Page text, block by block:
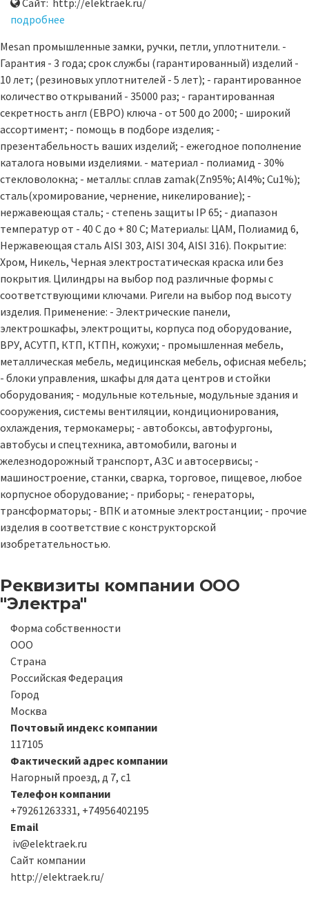
подробнее
Mesan промышленные замки, ручки, петли, уплотнители. -
Гарантия - 3 года; cрок службы (гарантированный) изделий -
10 лет; (резиновых уплотнителей - 5 лет); - гарантированное
количество открываний - 35000 раз; - гарантированная
секретность англ (ЕВРО) ключа - от 500 до 2000; - широкий
ассортимент; - помощь в подборе изделия; -
презентабельность ваших изделий; - ежегодное пополнение
каталога новыми изделиями. - материал - полиамид - 30%
стекловолокна; - металлы: сплав zamak(Zn95%; Al4%; Cu1%);
сталь(хромирование, чернение, никелирование); -
нержавеющая сталь; - степень защиты IP 65; - диапазон
температур от - 40 С до + 80 С; Материалы: ЦАМ, Полиамид 6,
Нержавеющая сталь AISI 303, AISI 304, AISI 316). Покрытие:
Хром, Никель, Черная электростатическая краска или без
покрытия. Цилиндры на выбор под различные формы с
соответствующими ключами. Ригели на выбор под высоту
изделия. Применение: - Электрические панели,
электрошкафы, электрощиты, корпуса под оборудование,
ВРУ, АСУТП, КТП, КТПН, кожухи; - промышленная мебель,
металлическая мебель, медицинская мебель, офисная мебель;
- блоки управления, шкафы для дата центров и стойки
оборудования; - модульные котельные, модульные здания и
сооружения, системы вентиляции, кондиционирования,
охлаждения, термокамеры; - автобоксы, автофургоны,
автобусы и спецтехника, автомобили, вагоны и
железнодорожный транспорт, АЗС и автосервисы; -
машиностроение, станки, сварка, торговое, пищевое, любое
корпусное оборудование; - приборы; - генераторы,
трансформаторы; - ВПК и атомные электростанции; - прочие
изделия в соответствие с конструкторской
изобретательностью.
Реквизиты компании ООО
"Электра"
Форма собственности
ООО
Страна
Российская Федерация
Город
Москва
Почтовый индекс компании
117105
Фактический адрес компании
Нагорный проезд, д 7, с1
Телефон компании
+79261263331, +74956402195
Email
iv@elektraek.ru
Сайт компании
http://elektraek.ru/